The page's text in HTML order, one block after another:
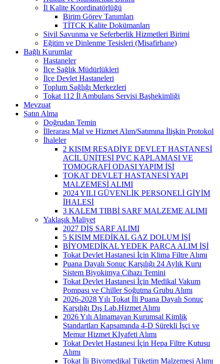
İl Kalite Koordinatörlüğü
Birim Görev Tanımları
TİTCK Kalite Dokümanları
Sivil Savunma ve Seferberlik Hizmetleri Birimi
Eğitim ve Dinlenme Tesisleri (Misafirhane)
Bağlı Kurumlar
Hastaneler
İlçe Sağlık Müdürlükleri
İlçe Devlet Hastaneleri
Toplum Sağlığı Merkezleri
Tokat 112 İl Ambulans Servisi Başhekimliği
Mevzuat
Satın Alma
Doğrudan Temin
İllerarası Mal ve Hizmet Alım/Satımına İlişkin Protokol
İhaleler
2 KISIM REŞADİYE DEVLET HASTANESİ
ACİL ÜNİTESİ PVC KAPLAMASI VE
TOMOGRAFİ ODASI YAPIM İŞİ
TOKAT DEVLET HASTANESİ YAPI
MALZEMESİ ALIMI
2024 YILI GÜVENLİK PERSONELİ GİYİM
İHALESİ
3 KALEM TIBBİ SARF MALZEME ALIMI
Yaklaşık Maliyet
2027 DİŞ SARF ALIMI
5 KISIM MEDİKAL GAZ DOLUM İŞİ
BİYOMEDİKAL YEDEK PARÇA ALIM İŞİ
Tokat Devlet Hastanesi İçin Klima Filtre Alımı
Puana Dayalı Sonuç Karşılığı 24 Aylık Kuru
Sistem Biyokimya Cihazı Temini
Tokat Devlet Hastanesi İçin Medikal Vakum
Pompası ve Chiller Soğutma Grubu Alımı
2026-2028 Yılı Tokat İli Puana Dayalı Sonuç
Karşılığı Dış Lab.Hizmet Alımı
2026 Yılı Alınamayan Kurumsal Kimlik
Standartları Kapsamında 4-D Sürekli İşçi ve
Memur Hizmet KIyafeti Alımı
Tokat Devlet Hastanesi İçin Hepa Filtre Kutusu
Alımı
Tokat İli Biyomedikal Tüketim Malzemesi Alımı